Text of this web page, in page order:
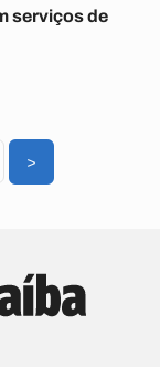
serviços de
>